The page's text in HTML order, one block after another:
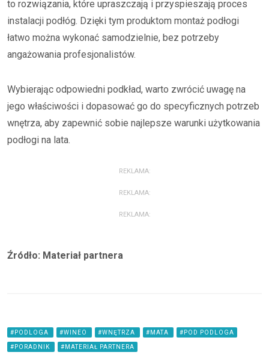
to rozwiązania, które upraszczają i przyspieszają proces
instalacji podłóg. Dzięki tym produktom montaż podłogi
łatwo można wykonać samodzielnie, bez potrzeby
angażowania profesjonalistów.
Wybierając odpowiedni podkład, warto zwrócić uwagę na
jego właściwości i dopasować go do specyficznych potrzeb
wnętrza, aby zapewnić sobie najlepsze warunki użytkowania
podłogi na lata.
REKLAMA:
REKLAMA:
REKLAMA:
Źródło: Materiał partnera
#PODLOGA #WINEO #WNĘTRZA #MATA #POD PODLOGA
#PORADNIK #MATERIAŁ PARTNERA